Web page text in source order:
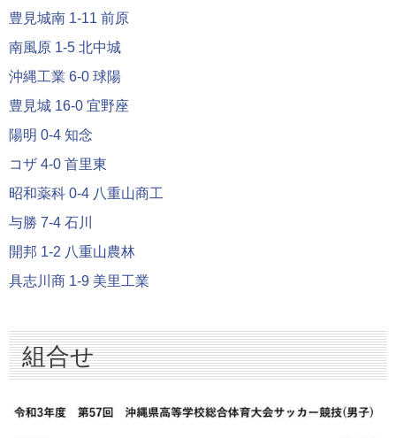
豊見城南 1-11 前原
南風原 1-5 北中城
沖縄工業 6-0 球陽
豊見城 16-0 宜野座
陽明 0-4 知念
コザ 4-0 首里東
昭和薬科 0-4 八重山商工
与勝 7-4 石川
開邦 1-2 八重山農林
具志川商 1-9 美里工業
組合せ